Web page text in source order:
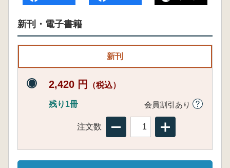
新刊・電子書籍
新刊
2,420 円 （税込）
残り1冊 会員割引あり
注文数